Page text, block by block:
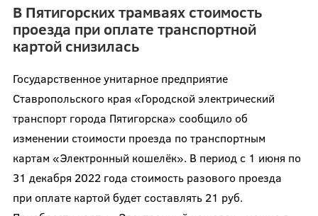
В Пятигорских трамваях стоимость
проезда при оплате транспортной
картой снизилась
Государственное унитарное предприятие
Ставропольского края «Городской электрический
транспорт города Пятигорска» сообщило об
изменении стоимости проезда по транспортным
картам «Электронный кошелёк». В период с 1 июня по
31 декабря 2022 года стоимость разового проезда
при оплате картой будет составлять 21 руб.